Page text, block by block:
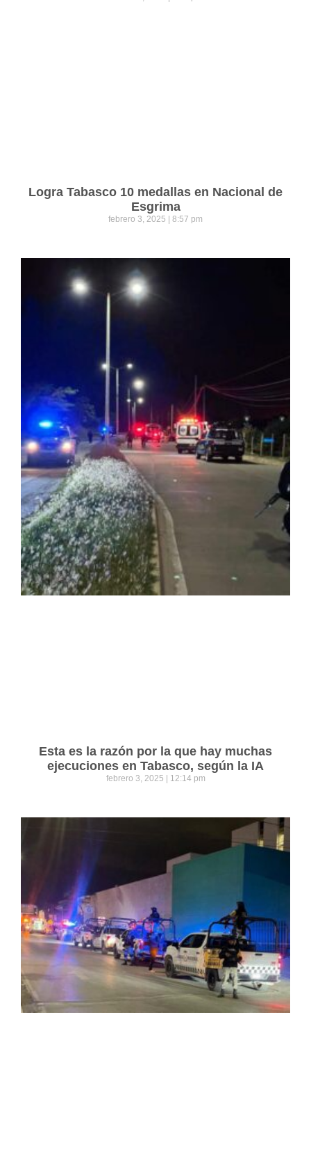
Logra Tabasco 10 medallas en Nacional de
Esgrima
febrero 3, 2025 8:57 pm
Esta es la razón por la que hay muchas
ejecuciones en Tabasco, según la IA
febrero 3, 2025 12:14 pm